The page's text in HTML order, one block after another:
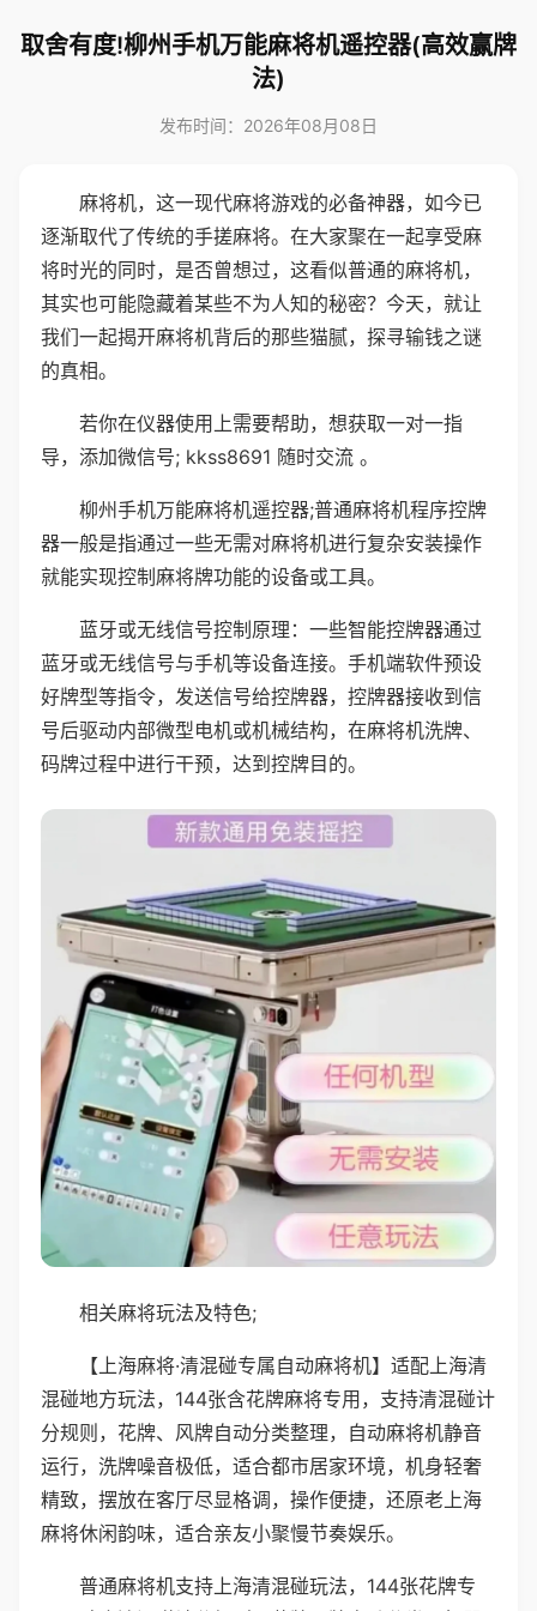
取舍有度!柳州手机万能麻将机遥控器(高效赢牌
法)
发布时间：2026年08月08日
麻将机，这一现代麻将游戏的必备神器，如今已
逐渐取代了传统的手搓麻将。在大家聚在一起享受麻
将时光的同时，是否曾想过，这看似普通的麻将机，
其实也可能隐藏着某些不为人知的秘密？今天，就让
我们一起揭开麻将机背后的那些猫腻，探寻输钱之谜
的真相。
若你在仪器使用上需要帮助，想获取一对一指
导，添加微信号; kkss8691 随时交流 。
柳州手机万能麻将机遥控器;普通麻将机程序控牌
器一般是指通过一些无需对麻将机进行复杂安装操作
就能实现控制麻将牌功能的设备或工具。
蓝牙或无线信号控制原理：一些智能控牌器通过
蓝牙或无线信号与手机等设备连接。手机端软件预设
好牌型等指令，发送信号给控牌器，控牌器接收到信
号后驱动内部微型电机或机械结构，在麻将机洗牌、
码牌过程中进行干预，达到控牌目的。
相关麻将玩法及特色;
【上海麻将·清混碰专属自动麻将机】适配上海清
混碰地方玩法，144张含花牌麻将专用，支持清混碰计
分规则，花牌、风牌自动分类整理，自动麻将机静音
运行，洗牌噪音极低，适合都市居家环境，机身轻奢
精致，摆放在客厅尽显格调，操作便捷，还原老上海
麻将休闲韵味，适合亲友小聚慢节奏娱乐。
普通麻将机支持上海清混碰玩法，144张花牌专